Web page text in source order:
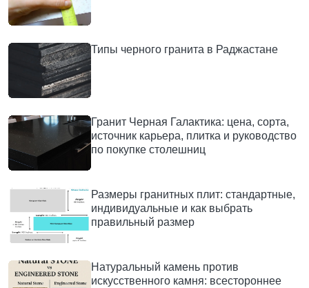
Типы черного гранита в Раджастане
Гранит Черная Галактика: цена, сорта,
источник карьера, плитка и руководство
по покупке столешниц
Размеры гранитных плит: стандартные,
индивидуальные и как выбрать
правильный размер
Натуральный камень против
искусственного камня: всестороннее